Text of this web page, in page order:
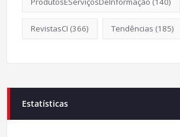
RevistasCI (366) Tendências (185)
Estatísticas